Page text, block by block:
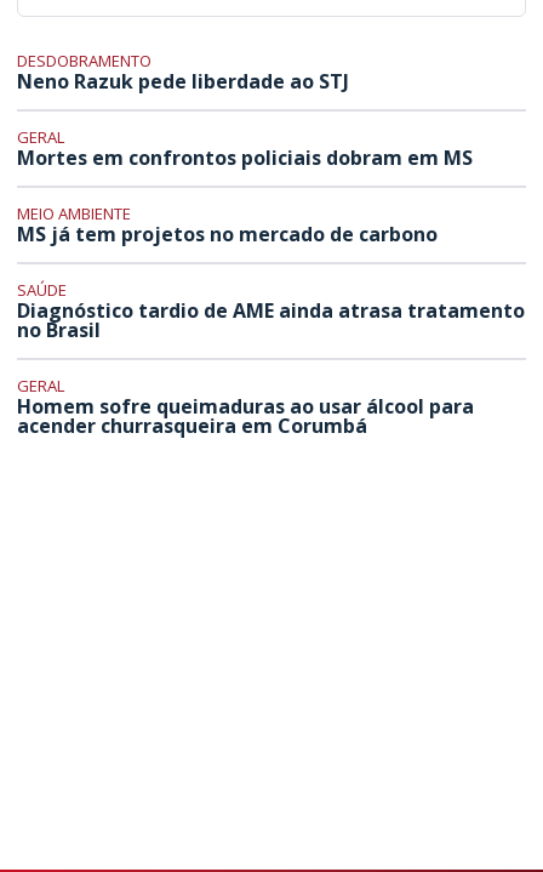
DESDOBRAMENTO
Neno Razuk pede liberdade ao STJ
GERAL
Mortes em confrontos policiais dobram em MS
MEIO AMBIENTE
MS já tem projetos no mercado de carbono
SAÚDE
Diagnóstico tardio de AME ainda atrasa tratamento
no Brasil
GERAL
Homem sofre queimaduras ao usar álcool para
acender churrasqueira em Corumbá